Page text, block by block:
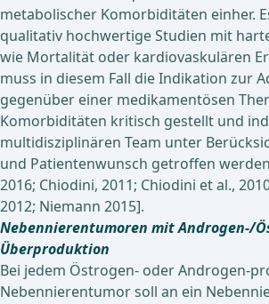
metabolischer Komorbiditäten einher.
qualitativ hochwertige Studien mit
wie Mortalität oder kardiovaskulären
muss in diesem Fall die Indikation zur
gegenüber einer medikamentösen
Komorbiditäten kritisch gestellt und
multidisziplinären Team unter
und Patientenwunsch getroffen
2016; Chiodini, 2011; Chiodini et al.,
2012; Niemann 2015].
Nebennierentumoren mit Androgen-/
Überproduktion
Bei jedem Östrogen- oder Androgen-
Nebennierentumor soll an ein